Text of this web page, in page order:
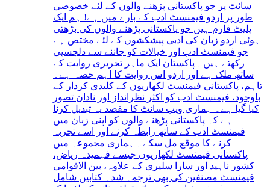
سائٹ پر جو پاکستانی پڑھنے والوں کے لئے خصوصی
طور پر اردو فیمنسٹ ادب کے بارے میں ہے! ہم ایک
پلیٹ فارم ہیں جو پاکستانی پڑھنے والوں کی بڑھتی
ہوئی اردو زبان کی ادبی پیشکشوں کے لئے مختص ہے
جو فیمنسٹ ادب اور خیالات کو جاننے سے دلچسپی
رکھتے ہیں۔ پاکستان ایک ماہر تحریری روایت کے
ساتھ ملک ہے اور اردو اس روایت کا اہم حصہ ہے۔
تاہم، پاکستانی فیمنسٹ لکھاریوں کے کلیدی کردار کے
باوجود، فیمنسٹ ادب کو اکثر نظرانداز اور نادان تصور
کیا گیا ہے۔ ہماری ویب سائٹ کا مقصد یہ تبدیل کرنا
ہے کہ پاکستانی پڑھنے والوں کو اپنی زبان میں
فیمنسٹ ادب کے ساتھ رابطہ کرنے اور اسے تجربہ
کرنے کا موقع مل سکے۔ ہماری مجموعہ میں
پاکستانی فیمنسٹ لکھاریوں جیسے فہمیدہ ریاض،
کشور ناہید اور سارا سلیری کے علاوہ، بین الاقوامی
فیمنسٹ مصنفین کی بھی ترجمہ شدہ کتابیں شامل